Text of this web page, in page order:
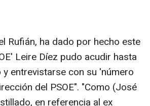
Rufián, ha dado por hecho este
Leire Díez pudo acudir hasta
entrevistarse con su 'número
del PSOE". "Como (José
en referencia al ex